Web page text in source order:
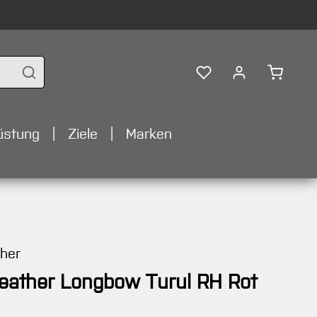
Ziele
Marken
Longbow Turul RH Rot